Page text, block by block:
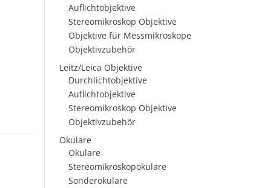
Auflichtobjektive
Stereomikroskop Objektive
Objektive für Messmikroskope
Objektivzubehör
Leitz/Leica Objektive
Durchlichtobjektive
Auflichtobjektive
Stereomikroskop Objektive
Objektivzubehör
Okulare
Okulare
Stereomikroskopokulare
Sonderokulare